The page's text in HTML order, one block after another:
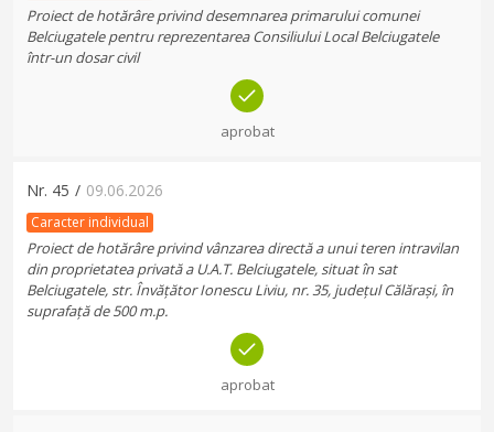
Proiect de hotărâre privind desemnarea primarului comunei
Belciugatele pentru reprezentarea Consiliului Local Belciugatele
într-un dosar civil
aprobat
Nr. 45 / 09.06.2026
Caracter individual
Proiect de hotărâre privind vânzarea directă a unui teren intravilan
din proprietatea privată a U.A.T. Belciugatele, situat în sat
Belciugatele, str. Învățător Ionescu Liviu, nr. 35, județul Călărași, în
suprafață de 500 m.p.
aprobat